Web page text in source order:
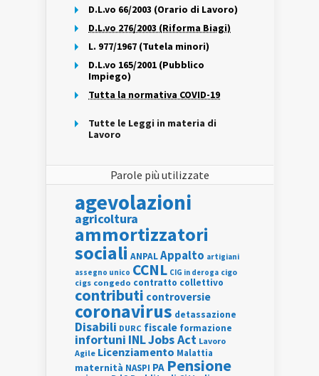
D.L.vo 66/2003 (Orario di Lavoro)
D.L.vo 276/2003 (Riforma Biagi)
L. 977/1967 (Tutela minori)
D.L.vo 165/2001 (Pubblico
Impiego)
Tutta la normativa COVID-19
Tutte le Leggi in materia di
Lavoro
Parole più utilizzate
agevolazioni
agricoltura
ammortizzatori
sociali ANPALAppalto artigiani
assegno unico CCNL CIG in deroga cigo
cigs congedo contratto collettivo
contributi controversie
coronavirus detassazione
Disabili DURC fiscale formazione
infortuni INLJobs Act Lavoro
Agile Licenziamento Malattia
maternità NASPI PA Pensione